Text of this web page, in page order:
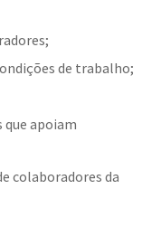
de trabalho;
apoiam
colaboradores da